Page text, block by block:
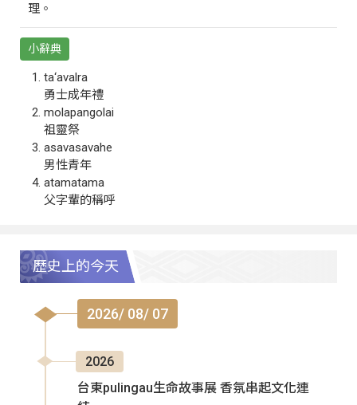
理。
小辭典
ta‘avalra
勇士成年禮
molapangolai
祖靈祭
asavasavahe
男性青年
atamatama
父字輩的稱呼
歷史上的今天
2026/ 08/ 07
2026
台東pulingau生命故事展 香氛串起文化連